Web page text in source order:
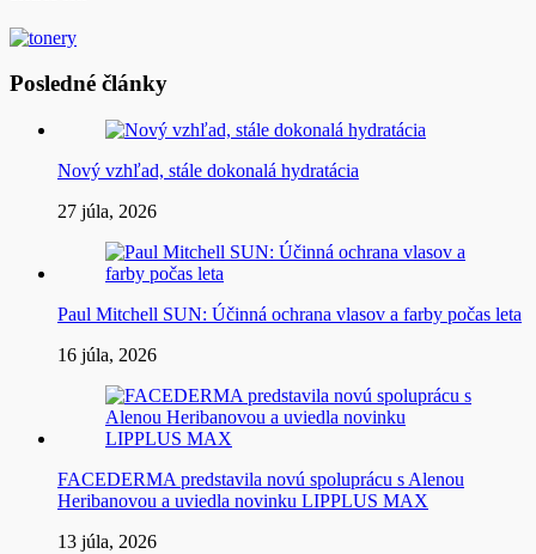
Posledné články
Nový vzhľad, stále dokonalá hydratácia
27 júla, 2026
Paul Mitchell SUN: Účinná ochrana vlasov a farby počas leta
16 júla, 2026
FACEDERMA predstavila novú spoluprácu s Alenou
Heribanovou a uviedla novinku LIPPLUS MAX
13 júla, 2026